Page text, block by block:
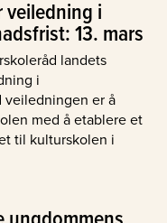
i
13. mars
landets
i
veiledningen er å
med å etablere et
til kulturskolen i